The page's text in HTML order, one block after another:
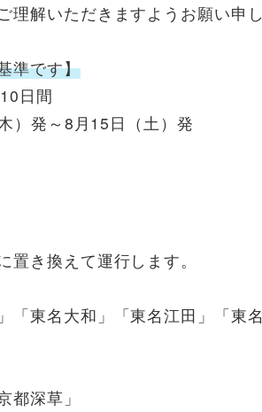
解いただきますようお願い申し
準です】
日間
）発～8月15日（土）発
き換えて運行します。
名大和」「東名江田」「東名
深草」